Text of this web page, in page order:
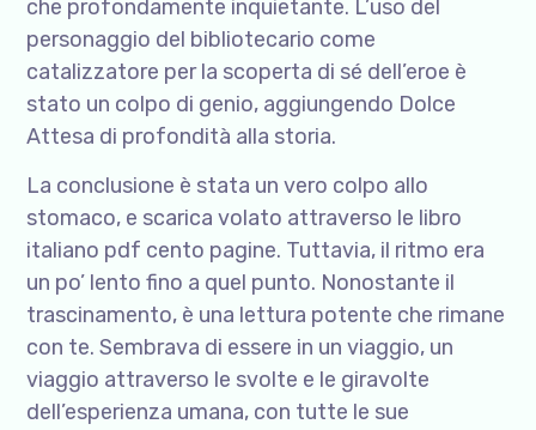
che profondamente inquietante. L’uso del
personaggio del bibliotecario come
catalizzatore per la scoperta di sé dell’eroe è
stato un colpo di genio, aggiungendo Dolce
Attesa di profondità alla storia.
La conclusione è stata un vero colpo allo
stomaco, e scarica volato attraverso le libro
italiano pdf cento pagine. Tuttavia, il ritmo era
un po’ lento fino a quel punto. Nonostante il
trascinamento, è una lettura potente che rimane
con te. Sembrava di essere in un viaggio, un
viaggio attraverso le svolte e le giravolte
dell’esperienza umana, con tutte le sue